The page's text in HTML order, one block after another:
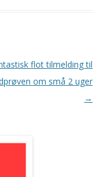
flot tilmelding til
om små 2 uger
→